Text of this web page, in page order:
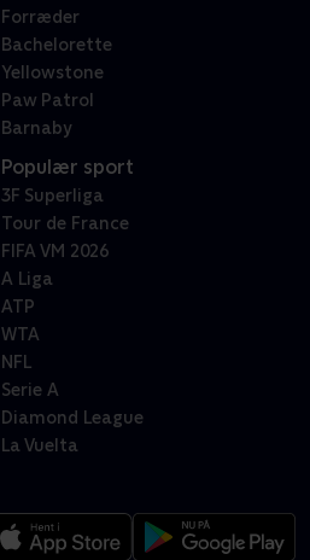
Forræder
Bachelorette
Yellowstone
Paw Patrol
Barnaby
Populær sport
3F Superliga
Tour de France
FIFA VM 2026
A Liga
ATP
WTA
NFL
Serie A
Diamond League
La Vuelta